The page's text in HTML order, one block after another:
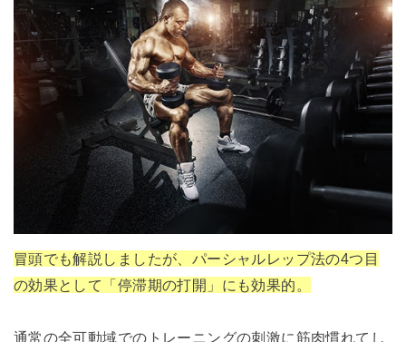
冒頭でも解説しましたが、パーシャルレップ法の4つ目
の効果として「停滞期の打開」にも効果的。
通常の全可動域でのトレーニングの刺激に筋肉慣れてし